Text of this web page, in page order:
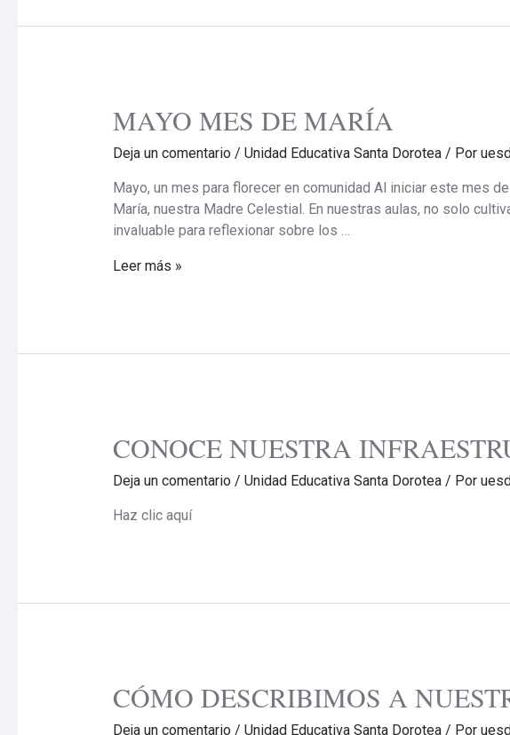
MAYO MES DE MARÍA
Deja un comentario / Unidad Educativa Santa Dorotea/ Por
Mayo, un mes para florecer en comunidad Al iniciar este mes
María, nuestra Madre Celestial. En nuestras aulas, no solo
invaluable para reflexionar sobre los …
MAYO
MES
DE
Leer más »
CONOCE NUESTRA
Deja un comentario / Unidad Educativa Santa Dorotea/ Por
Haz clic aquí
CÓMO DESCRIBIMOS A
Deja un comentario / Unidad Educativa Santa Dorotea/ Por